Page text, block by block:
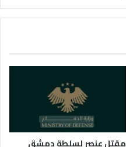
مقتل عنصر لسلطة دمشق